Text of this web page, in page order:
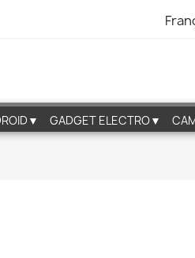
GADGET ELECTRO▼